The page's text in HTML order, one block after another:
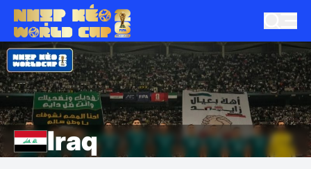
Iraq